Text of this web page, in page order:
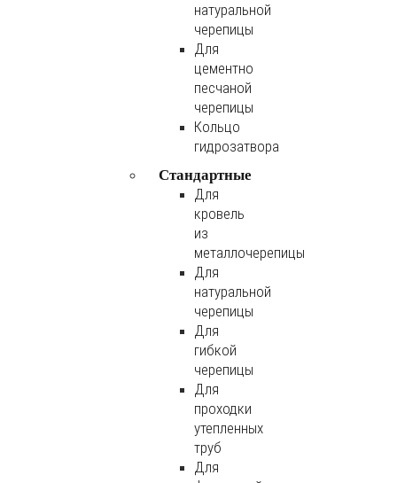
натуральной
черепицы
Для
цементно
песчаной
черепицы
Кольцо
гидрозатвора
Стандартные
Для
кровель
из
металлочерепицы
Для
натуральной
черепицы
Для
гибкой
черепицы
Для
проходки
утепленных
труб
Для